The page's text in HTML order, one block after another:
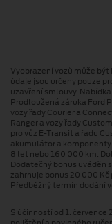
Vyobrazení vozů může
údaje jsou určeny pouze
uzavření smlouvy.
Prodloužená záruka Ford
vozy řady Courier a
Ranger a vozy řady
pro vůz E-Transit a řadu
akumulátor a
8 let nebo 160 000 km.
Dodatečný bonus uváděn
zahrnuje bonus 20 000
Předběžný termín dodání
S účinností od 1.